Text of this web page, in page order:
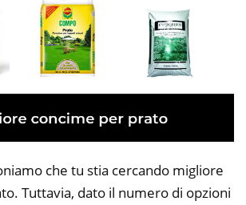
che tu stia cercando migliore
Tuttavia, dato il numero di opzioni